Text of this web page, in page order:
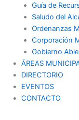
Guía de
Saludo del
Ordenanzas
Corporación
Gobierno
ÁREAS
DIRECTORIO
EVENTOS
CONTACTO